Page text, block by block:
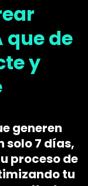
que de
y
generen
solo 7 días,
proceso de
tu